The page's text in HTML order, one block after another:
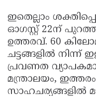
ഇതെല്ലാം
ഓഗസ്റ്റ് 22ന്
ഉത്തരവ്. 60
ചട്ടങ്ങളിൽ നിന്ന്
പ്രവണത
മന്ത്രാലയം,
സാഹചര്യങ്ങളിൽ